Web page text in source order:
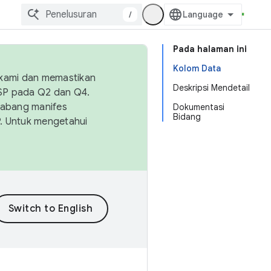
/
Pada halaman ini
Kolom Data
Deskripsi Mendetail
Dokumentasi
Bidang
dan memastikan
pada Q2 dan Q4.
manifes
Untuk mengetahui